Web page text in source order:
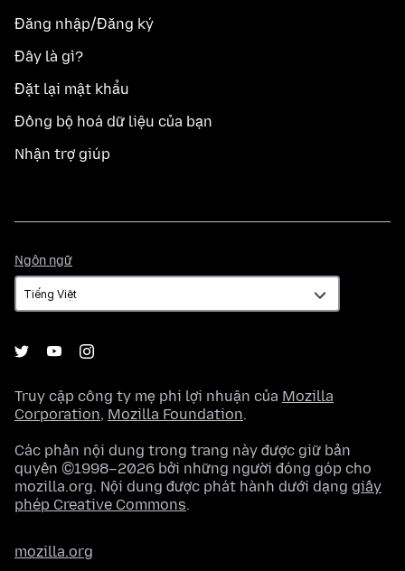
Đăng nhập/Đăng ký
Đây là gì?
Đặt lại mật khẩu
Đồng bộ hoá dữ liệu của bạn
Nhận trợ giúp
Ngôn ngữ
ngữ
Truy cập công ty mẹ phi lợi nhuận của Mozilla
Corporation, Mozilla Foundation.
Các phần nội dung trong trang này được giữ bản
quyền ©1998–2026 bởi những người đóng góp cho
mozilla.org. Nội dung được phát hành dưới dạng giấy
phép Creative Commons.
mozilla.org